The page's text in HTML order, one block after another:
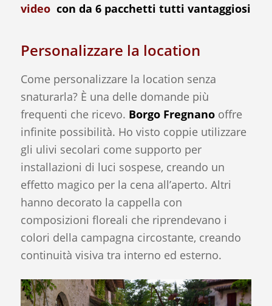
videocon da 6 pacchetti tutti vantaggiosi
Personalizzare la location
Come personalizzare la location senza
snaturarla? È una delle domande più
frequenti che ricevo. Borgo Fregnanooffre
infinite possibilità. Ho visto coppie utilizzare
gli ulivi secolari come supporto per
installazioni di luci sospese, creando un
effetto magico per la cena all’aperto. Altri
hanno decorato la cappella con
composizioni floreali che riprendevano i
colori della campagna circostante, creando
continuità visiva tra interno ed esterno.